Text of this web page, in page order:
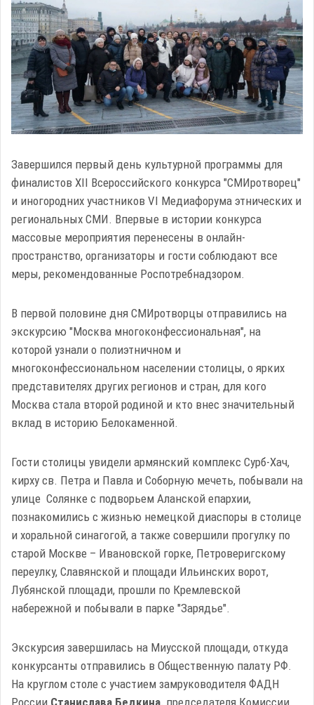
Завершился первый день культурной программы для
финалистов XII Всероссийского конкурса "СМИротворец"
и иногородних участников VI Медиафорума этнических и
региональных СМИ. Впервые в истории конкурса
массовые мероприятия перенесены в онлайн-
пространство, организаторы и гости соблюдают все
меры, рекомендованные Роспотребнадзором.
В первой половине дня СМИротворцы отправились на
экскурсию "Москва многоконфессиональная", на
которой узнали о полиэтничном и
многоконфессиональном населении столицы, о ярких
представителях других регионов и стран, для кого
Москва стала второй родиной и кто внес значительный
вклад в историю Белокаменной.
Гости столицы увидели армянский комплекс Сурб-Хач,
кирху св. Петра и Павла и Соборную мечеть, побывали на
улице Солянке с подворьем Аланской епархии,
познакомились с жизнью немецкой диаспоры в столице
и хоральной синагогой, а также совершили прогулку по
старой Москве – Ивановской горке, Петроверигскому
переулку, Славянской и площади Ильинских ворот,
Лубянской площади, прошли по Кремлевской
набережной и побывали в парке "Зарядье".
Экскурсия завершилась на Миусской площади, откуда
конкурсанты отправились в Общественную палату РФ.
На круглом столе с участием замруководителя ФАДН